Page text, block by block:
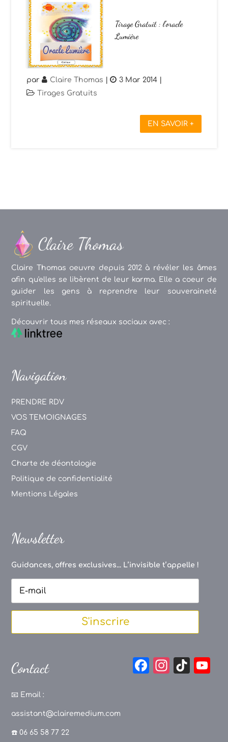
Tirage Gratuit : l’oracle
Lumière
par Claire Thomas | 3 Mar 2014
Tirages Gratuits
EN SAVOIR +
Claire Thomas oeuvre depuis 2012 à révéler les âmes
afin qu'elles se libèrent de leur karma. Elle a coeur de
guider les gens à reprendre leur souveraineté
spirituelle.
Découvrir tous mes réseaux sociaux avec :
Navigation
PRENDRE RDV
VOS TEMOIGNAGES
FAQ
CGV
Charte de déontologie
Politique de confidentialité
Mentions Légales
Newsletter
Guidances, offres exclusives... L’invisible t’appelle !
S'inscrire
Contact
📧 Email :
assistant@clairemedium.com
☎️ 06 65 58 77 22
F
In
Ti